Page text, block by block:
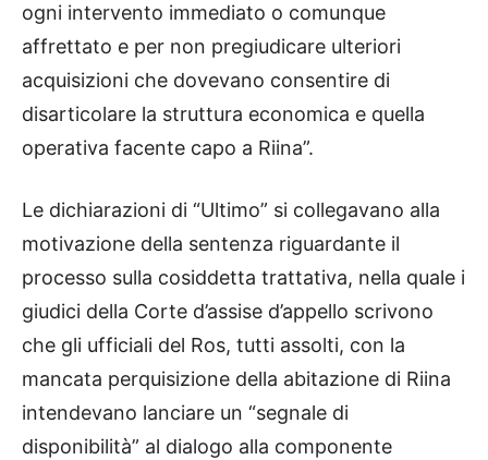
ogni intervento immediato o comunque
affrettato e per non pregiudicare ulteriori
acquisizioni che dovevano consentire di
disarticolare la struttura economica e quella
operativa facente capo a Riina”.
Le dichiarazioni di “Ultimo” si collegavano alla
motivazione della sentenza riguardante il
processo sulla cosiddetta trattativa, nella quale i
giudici della Corte d’assise d’appello scrivono
che gli ufficiali del Ros, tutti assolti, con la
mancata perquisizione della abitazione di Riina
intendevano lanciare un “segnale di
disponibilità” al dialogo alla componente